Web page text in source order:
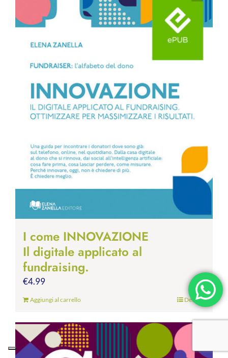
I come INNOVAZIONE
Il digitale applicato al
fundraising.
€4.99
Aggiungi al carrello Dettagli